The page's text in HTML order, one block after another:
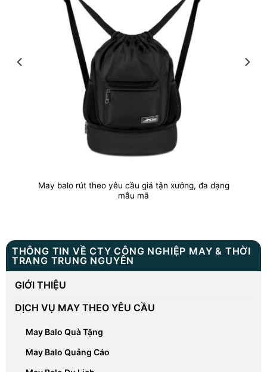
THÔNG TIN VỀ CTY CÔNG NGHIỆP MAY & THỜI
TRANG TRUNG NGUYÊN
GIỚI THIỆU
DỊCH VỤ MAY THEO YÊU CẦU
May Balo Quà Tặng
May Balo Quảng Cáo
May balo rút theo yêu cầu giá tận xưởng, đa dạng
mẫu mã